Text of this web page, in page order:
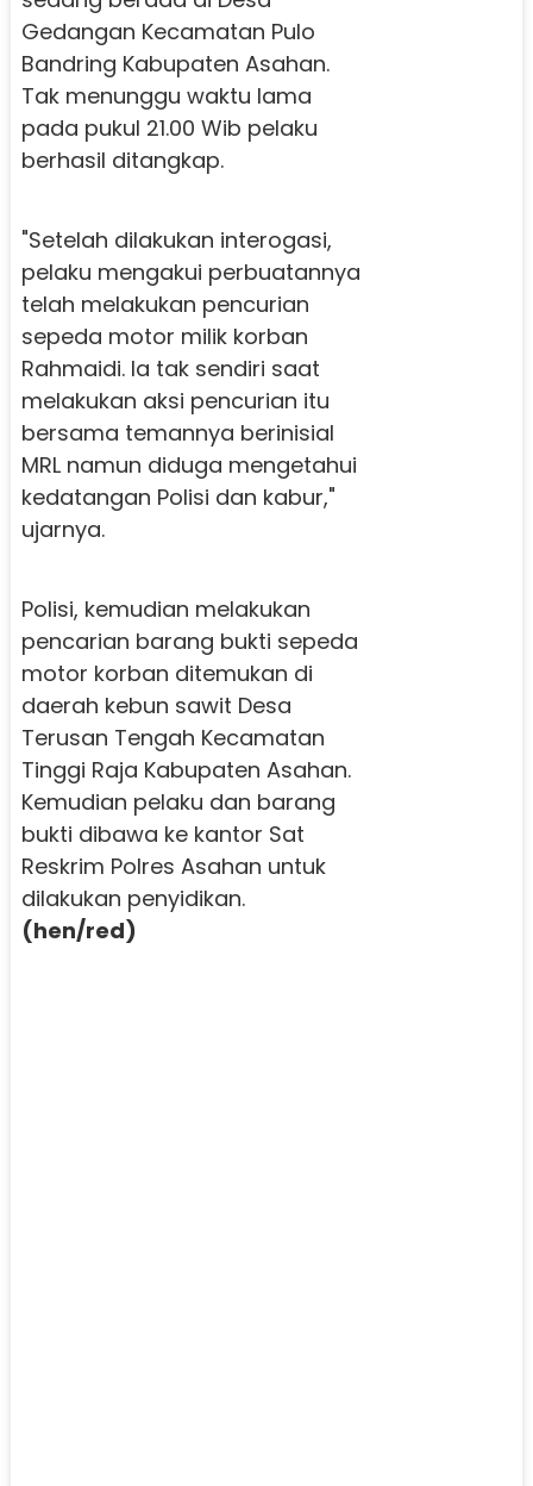
Gedangan Kecamatan Pulo
Bandring Kabupaten Asahan.
Tak menunggu waktu lama
pada pukul 21.00 Wib pelaku
berhasil ditangkap.
"Setelah dilakukan interogasi,
pelaku mengakui perbuatannya
telah melakukan pencurian
sepeda motor milik korban
Rahmaidi. Ia tak sendiri saat
melakukan aksi pencurian itu
bersama temannya berinisial
MRL namun diduga mengetahui
kedatangan Polisi dan kabur,"
ujarnya.
Polisi, kemudian melakukan
pencarian barang bukti sepeda
motor korban ditemukan di
daerah kebun sawit Desa
Terusan Tengah Kecamatan
Tinggi Raja Kabupaten Asahan.
Kemudian pelaku dan barang
bukti dibawa ke kantor Sat
Reskrim Polres Asahan untuk
dilakukan penyidikan.
(hen/red)